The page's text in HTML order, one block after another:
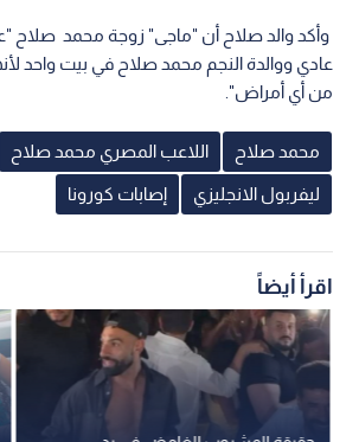
وأكد والد صلاح أن "ماجى" زوجة محمد صلاح
عادي ووالدة النجم محمد صلاح في بيت واحد
من أي أمراض".
محمد صلاح اللاعب المصري محمد صلاح
ليفربول الانجليزي إصابات كورونا
اقرأ أيضاً